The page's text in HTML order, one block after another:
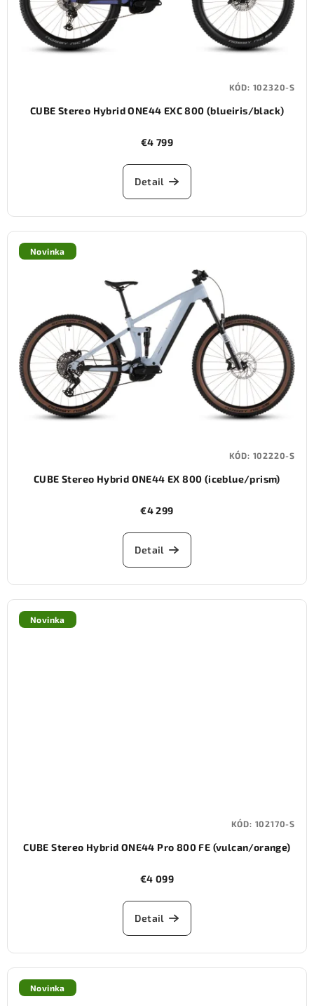
CUBE Stereo Hybrid ONE44 EXC 800 (blueiris/black)
€4 799
Detail
KÓD: 102320-S
Novinka
CUBE Stereo Hybrid ONE44 EX 800 (iceblue/prism)
€4 299
Detail
KÓD: 102220-S
Novinka
CUBE Stereo Hybrid ONE44 Pro 800 FE (vulcan/orange)
€4 099
Detail
KÓD: 102170-S
Novinka